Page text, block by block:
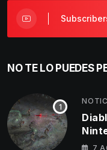
NO TE LO PUEDES
7